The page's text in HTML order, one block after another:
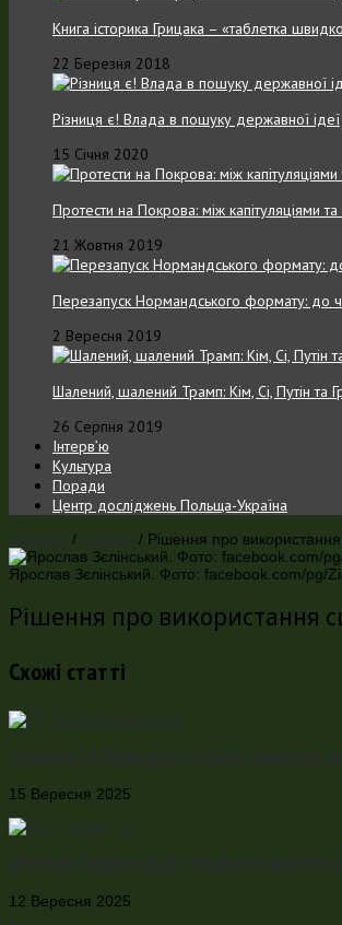
Книга історика Грицака – «таблетка
22 Березня 2018
Різниця є! Влада в пошуку державної ідеї
15 Січня 2020
Протести на Покрова: між капітуляціями та
21 Жовтня 2019
Перезапуск Нормандського формату: до
2 Вересня 2019
Шалений, шалений Трамп: Кім, Сі, Путін та
26 Серпня 2019
Інтерв’ю
Культура
Поради
Центр досліджень Польща-Україна
/ / Рішення про
Ярослав Зєлінський. Фото: facebook.com/pg/
Рішення про використання
Схожі статті
15 Вересня 2025
12 Вересня 2025